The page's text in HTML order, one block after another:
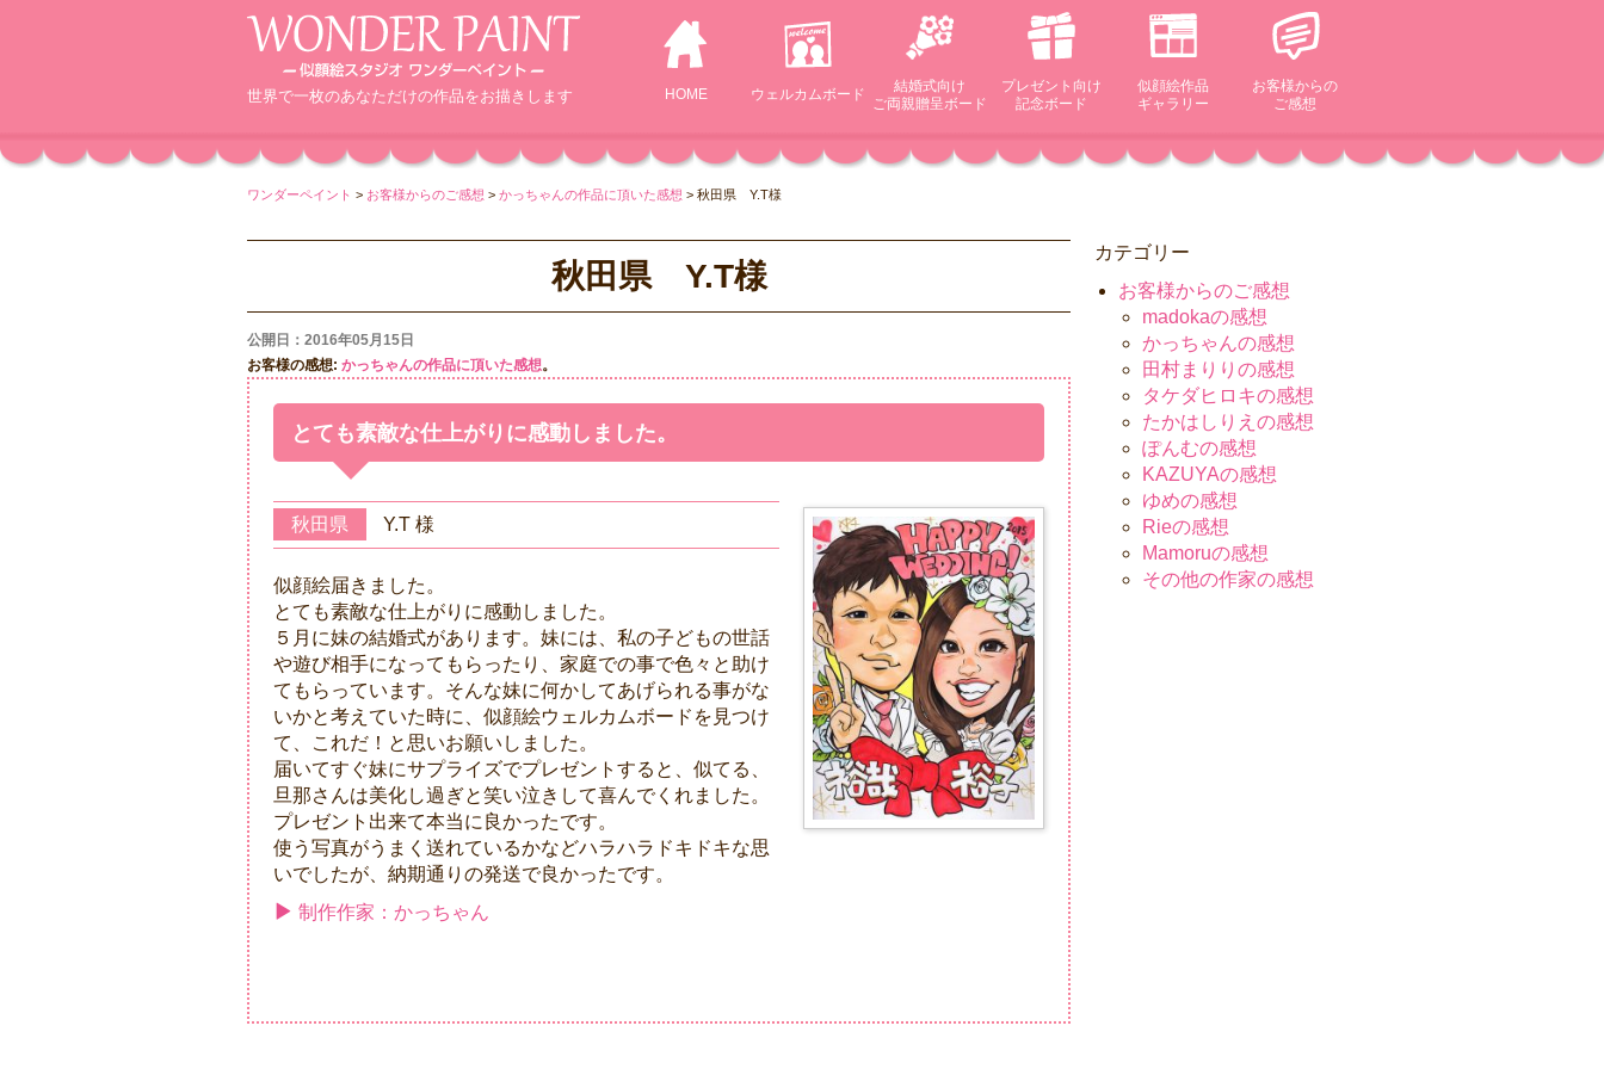
世界で一枚のあなただけの作品をお描きします HOME ウェルカムボード
結婚式向け
ご両親贈呈ボード
プレゼント向け
記念ボード
似顔絵作品
ギャラリー
お客様からの
ご感想
ワンダーペイント > お客様からのご感想 > かっちゃんの作品に頂いた感想 > 秋田県 Y.T様
秋田県 Y.T様
公開日：2016年05月15日
お客様の感想: かっちゃんの作品に頂いた感想。
とても素敵な仕上がりに感動しました。
秋田県 Y.T 様
似顔絵届きました。
とても素敵な仕上がりに感動しました。
５月に妹の結婚式があります。妹には、私の子どもの世話
や遊び相手になってもらったり、家庭での事で色々と助け
てもらっています。そんな妹に何かしてあげられる事がな
いかと考えていた時に、似顔絵ウェルカムボードを見つけ
て、これだ！と思いお願いしました。
届いてすぐ妹にサプライズでプレゼントすると、似てる、
旦那さんは美化し過ぎと笑い泣きして喜んでくれました。
プレゼント出来て本当に良かったです。
使う写真がうまく送れているかなどハラハラドキドキな思
いでしたが、納期通りの発送で良かったです。
制作作家：かっちゃん
カテゴリー
お客様からのご感想
madokaの感想
かっちゃんの感想
田村まりりの感想
タケダヒロキの感想
たかはしりえの感想
ぽんむの感想
KAZUYAの感想
ゆめの感想
Rieの感想
Mamoruの感想
その他の作家の感想